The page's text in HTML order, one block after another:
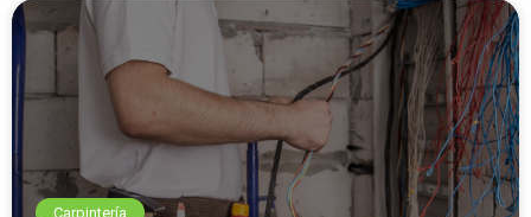
Carpintería